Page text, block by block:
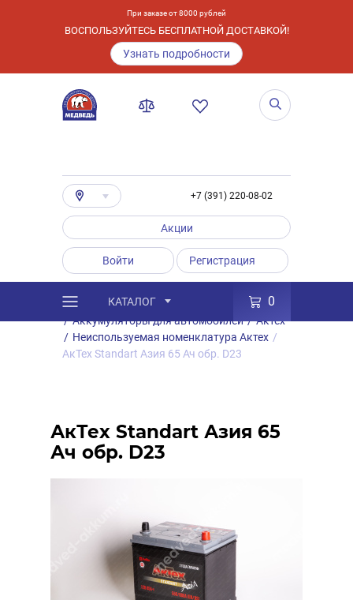
При заказе от 8000 рублей
ВОСПОЛЬЗУЙТЕСЬ БЕСПЛАТНОЙ ДОСТАВКОЙ!
Узнать подробности
+7 (391) 220-08-02
Акции
Войти Регистрация
КАТАЛОГ 0
Каталог / Товары
Аккумуляторы
/ Аккумуляторы для автомобилей / Актех
/ Неиспользуемая номенклатура Актех /
АкТех Standart Азия 65 Ач обр. D23
АкТех Standart Азия 65
Ач обр. D23